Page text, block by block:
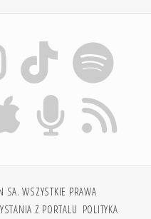
WSZYSTKIE PRAWA
Z PORTALU POLITYKA